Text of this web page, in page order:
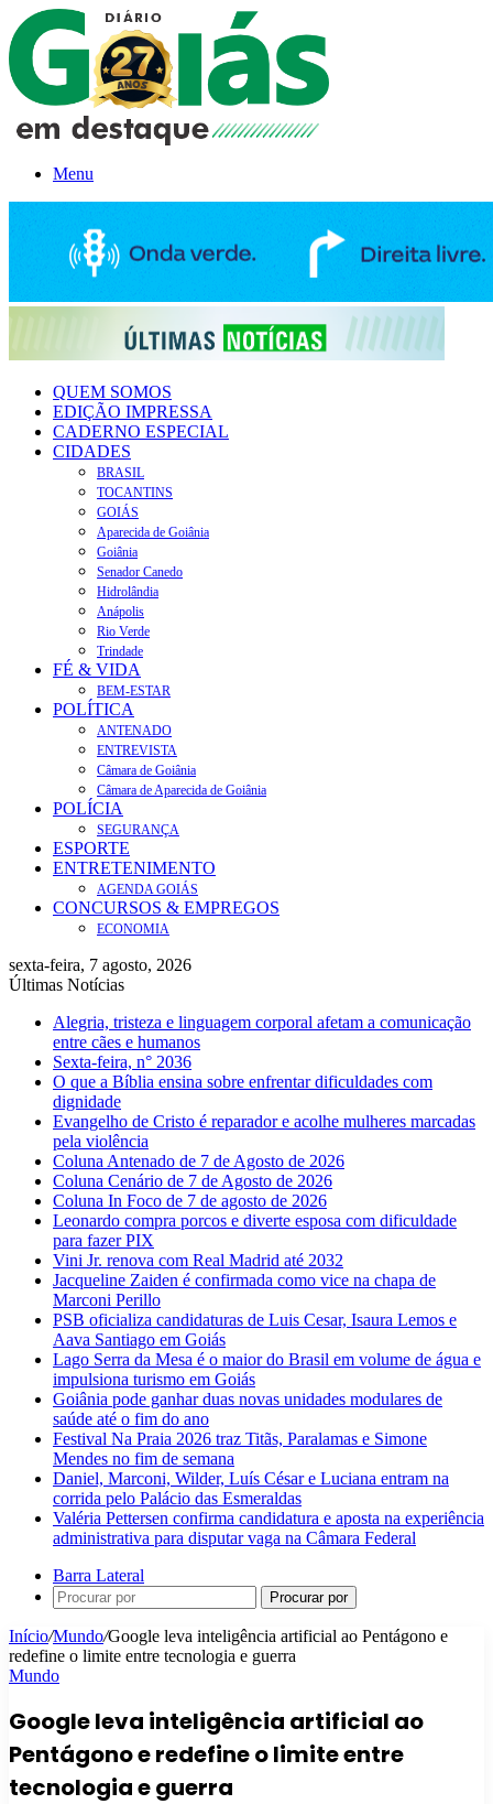
Menu
QUEM SOMOS
EDIÇÃO IMPRESSA
CADERNO ESPECIAL
CIDADES
BRASIL
TOCANTINS
GOIÁS
Aparecida de Goiânia
Goiânia
Senador Canedo
Hidrolândia
Anápolis
Rio Verde
Trindade
FÉ & VIDA
BEM-ESTAR
POLÍTICA
ANTENADO
ENTREVISTA
Câmara de Goiânia
Câmara de Aparecida de Goiânia
POLÍCIA
SEGURANÇA
ESPORTE
ENTRETENIMENTO
AGENDA GOIÁS
CONCURSOS & EMPREGOS
ECONOMIA
sexta-feira, 7 agosto, 2026
Últimas Notícias
Alegria, tristeza e linguagem corporal afetam a comunicação
entre cães e humanos
Sexta-feira, n° 2036
O que a Bíblia ensina sobre enfrentar dificuldades com
dignidade
Evangelho de Cristo é reparador e acolhe mulheres marcadas
pela violência
Coluna Antenado de 7 de Agosto de 2026
Coluna Cenário de 7 de Agosto de 2026
Coluna In Foco de 7 de agosto de 2026
Leonardo compra porcos e diverte esposa com dificuldade
para fazer PIX
Vini Jr. renova com Real Madrid até 2032
Jacqueline Zaiden é confirmada como vice na chapa de
Marconi Perillo
PSB oficializa candidaturas de Luis Cesar, Isaura Lemos e
Aava Santiago em Goiás
Lago Serra da Mesa é o maior do Brasil em volume de água e
impulsiona turismo em Goiás
Goiânia pode ganhar duas novas unidades modulares de
saúde até o fim do ano
Festival Na Praia 2026 traz Titãs, Paralamas e Simone
Mendes no fim de semana
Daniel, Marconi, Wilder, Luís César e Luciana entram na
corrida pelo Palácio das Esmeraldas
Valéria Pettersen confirma candidatura e aposta na experiência
administrativa para disputar vaga na Câmara Federal
Barra Lateral
Procurar por
Início/Mundo/Google leva inteligência artificial ao Pentágono e
redefine o limite entre tecnologia e guerra
Mundo
Google leva inteligência artificial ao
Pentágono e redefine o limite entre
tecnologia e guerra